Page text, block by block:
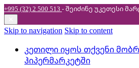
+995 (32) 2 500 513 - შეიძინე უკეთესი
Skip to navigation Skip to content
კეთილი იყოს თქვენი
ჰიპერმარკეტში